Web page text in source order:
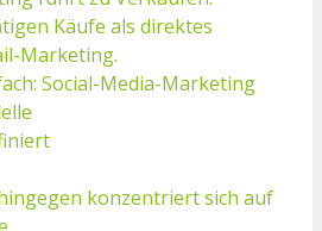
Käufe als direktes
Marketing.
Social-Media-Marketing
konzentriert sich auf